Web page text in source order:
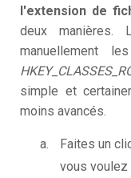
l'extension de
deux manières.
manuellement
simple et
moins avancés.
Faites un
vous voulez